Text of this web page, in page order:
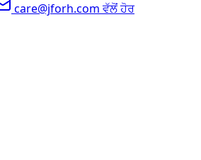
care@jforh.com ਵੱਲੋਂ ਹੋਰ